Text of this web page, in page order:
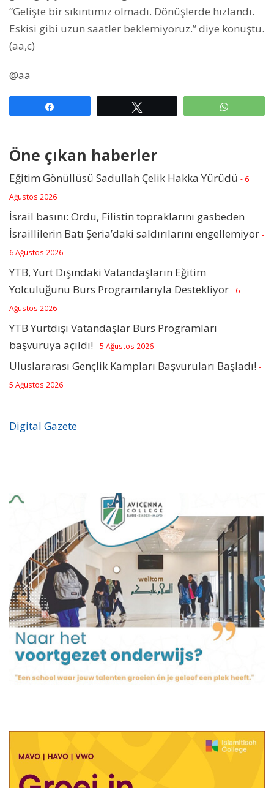
“Gelişte bir sıkıntımız olmadı. Dönüşlerde hızlandı.
Eskisi gibi uzun saatler beklemiyoruz.” diye konuştu.
(aa,c)
@aa
Öne çıkan haberler
Eğitim Gönüllüsü Sadullah Çelik Hakka Yürüdü - 6
Ağustos 2026
İsrail basını: Ordu, Filistin topraklarını gasbeden
İsraillilerin Batı Şeria’daki saldırılarını engellemiyor -
6 Ağustos 2026
YTB, Yurt Dışındaki Vatandaşların Eğitim
Yolculuğunu Burs Programlarıyla Destekliyor - 6
Ağustos 2026
YTB Yurtdışı Vatandaşlar Burs Programları
başvuruya açıldı! - 5 Ağustos 2026
Uluslararası Gençlik Kampları Başvuruları Başladı! -
5 Ağustos 2026
Digital Gazete